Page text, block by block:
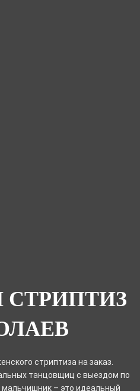
стриптиза на заказ.
танцовщиц с выездом по
– это идеальный